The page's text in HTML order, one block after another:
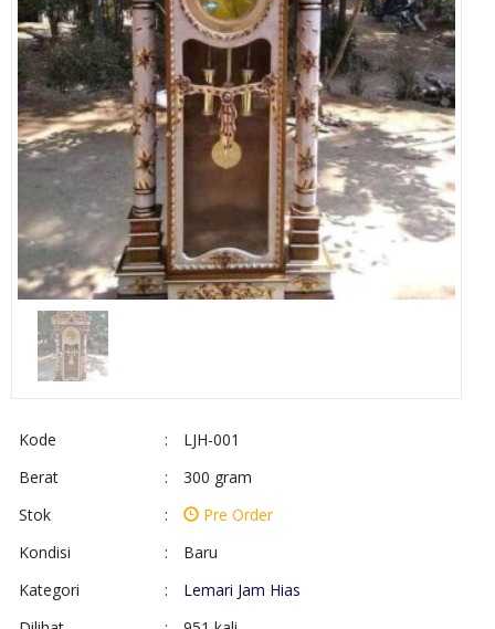
Kode :
LJH-001
Berat
:
300 gram
Stok
:
Pre Order
Kondisi
:
Baru
Kategori
:
Lemari Jam Hias